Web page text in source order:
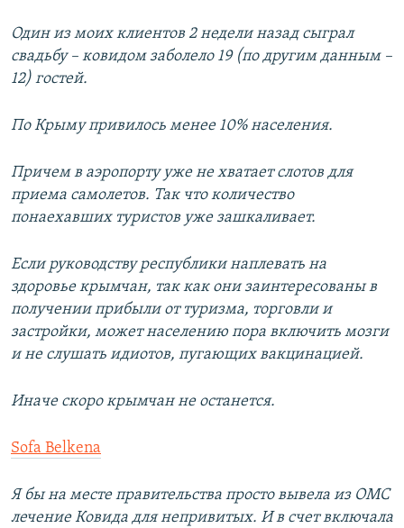
Один из моих клиентов 2 недели назад сыграл
свадьбу – ковидом заболело 19 (по другим данным –
12) гостей.
По Крыму привилось менее 10% населения.
Причем в аэропорту уже не хватает слотов для
приема самолетов. Так что количество
понаехавших туристов уже зашкаливает.
Если руководству республики наплевать на
здоровье крымчан, так как они заинтересованы в
получении прибыли от туризма, торговли и
застройки, может населению пора включить мозги
и не слушать идиотов, пугающих вакцинацией.
Иначе скоро крымчан не останется.
Sofa Belkena
Я бы на месте правительства просто вывела из ОМС
лечение Ковида для непривитых. И в счет включала